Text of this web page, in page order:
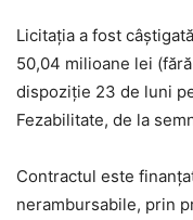
Licitația a fost
50,04 milioane lei
dispoziție 23 de luni
Fezabilitate, de la
Contractul este
nerambursabile, prin